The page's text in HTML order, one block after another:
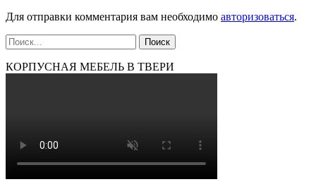
Для отправки комментария вам необходимо авторизоваться.
КОРПУСНАЯ МЕБЕЛЬ В ТВЕРИ